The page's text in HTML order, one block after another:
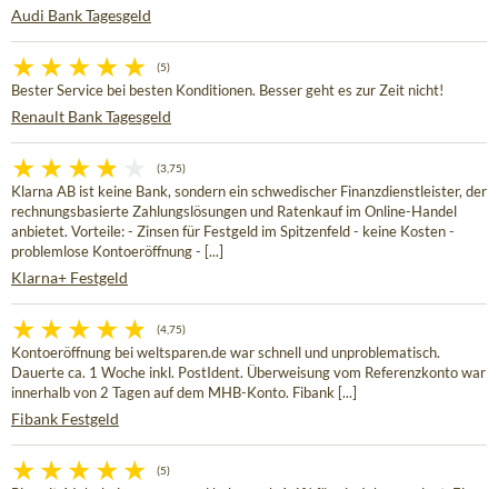
Audi Bank Tagesgeld
(5)
Bester Service bei besten Konditionen. Besser geht es zur Zeit nicht!
Renault Bank Tagesgeld
(3,75)
Klarna AB ist keine Bank, sondern ein schwedischer Finanzdienstleister, der
rechnungsbasierte Zahlungslösungen und Ratenkauf im Online-Handel
anbietet. Vorteile: - Zinsen für Festgeld im Spitzenfeld - keine Kosten -
problemlose Kontoeröffnung - [...]
Klarna+ Festgeld
(4,75)
Kontoeröffnung bei weltsparen.de war schnell und unproblematisch.
Dauerte ca. 1 Woche inkl. PostIdent. Überweisung vom Referenzkonto war
innerhalb von 2 Tagen auf dem MHB-Konto. Fibank [...]
Fibank Festgeld
(5)